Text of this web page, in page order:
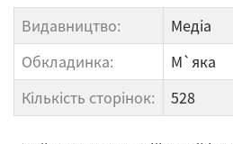
Видавництво:
Медіа
Обкладинка:
М`яка
Кількість сторінок:
528